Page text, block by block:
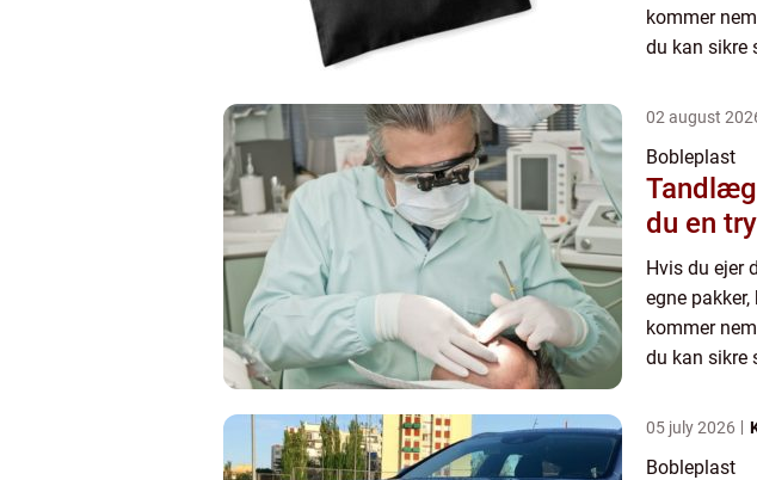
kommer
du kan sikre
tran...
02 august
Bobleplast
Tandlæge
du en
Hvis du ejer
egne
kommer
du kan sikre
tran...
05 july 2026
Bobleplast